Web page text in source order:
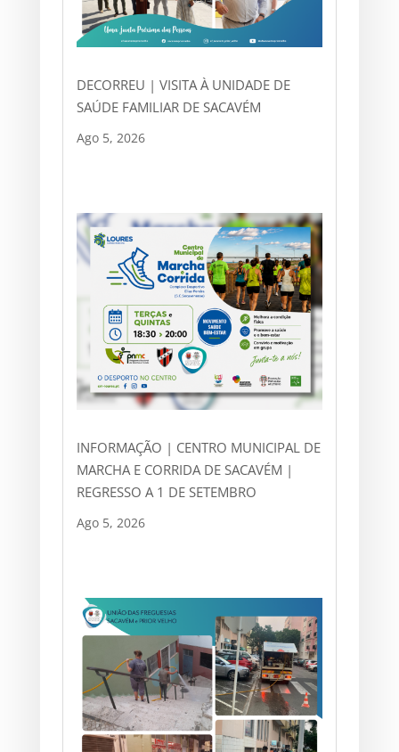
DECORREU | VISITA À UNIDADE DE
SAÚDE FAMILIAR DE SACAVÉM
Ago 5, 2026
INFORMAÇÃO | CENTRO MUNICIPAL DE
MARCHA E CORRIDA DE SACAVÉM |
REGRESSO A 1 DE SETEMBRO
Ago 5, 2026